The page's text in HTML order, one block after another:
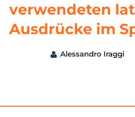
verwendeten
Ausdrücke im
Alessandro Iraggi